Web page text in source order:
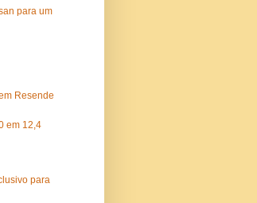
para um
Resende
em 12,4
para